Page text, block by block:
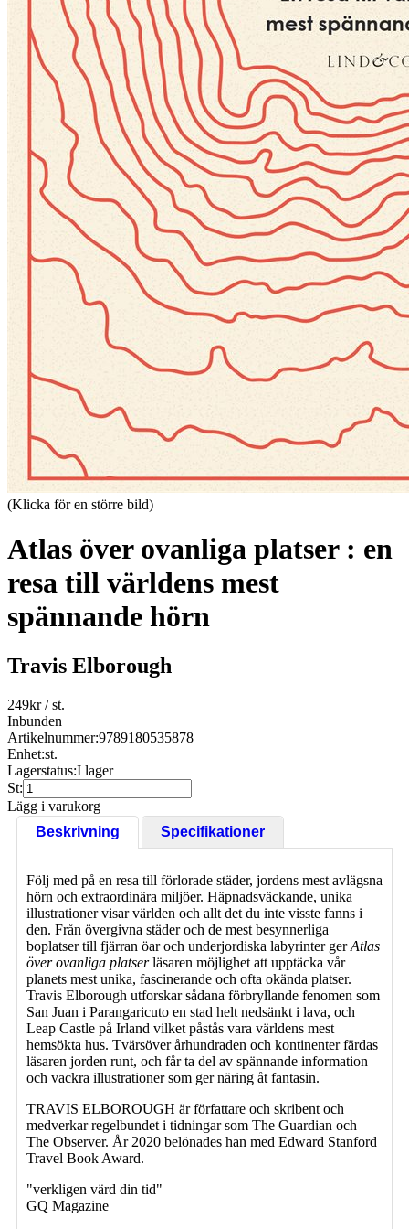
(Klicka för en större bild)
Atlas över ovanliga platser : en
resa till världens mest
spännande hörn
Travis Elborough
249kr/ st.
Inbunden
Artikelnummer:9789180535878
Enhet:st.
Lagerstatus:I lager
St:
Lägg i varukorg
Beskrivning
Specifikationer
Följ med på en resa till förlorade städer, jordens mest avlägsna
hörn och extraordinära miljöer. Häpnadsväckande, unika
illustrationer visar världen och allt det du inte visste fanns i
den. Från övergivna städer och de mest besynnerliga
boplatser till fjärran öar och underjordiska labyrinter gerAtlas
över ovanliga platserläsaren möjlighet att upptäcka vår
planets mest unika, fascinerande och ofta okända platser.
Travis Elborough utforskar sådana förbryllande fenomen som
San Juan i Parangaricuto en stad helt nedsänkt i lava, och
Leap Castle på Irland vilket påstås vara världens mest
hemsökta hus. Tvärsöver århundraden och kontinenter färdas
läsaren jorden runt, och får ta del av spännande information
och vackra illustrationer som ger näring åt fantasin.
TRAVIS ELBOROUGH är författare och skribent och
medverkar regelbundet i tidningar som The Guardian och
The Observer. År 2020 belönades han med Edward Stanford
Travel Book Award.
"verkligen värd din tid"
GQ Magazine